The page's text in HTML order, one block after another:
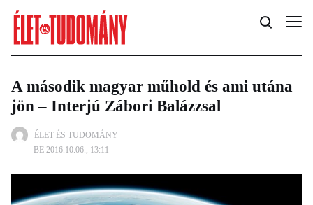
ÉLET ÉS TUDOMÁNY
BE 2016.10.06., 13:11
A második magyar műhold és ami utána
jön – Interjú Zábori Balázzsal